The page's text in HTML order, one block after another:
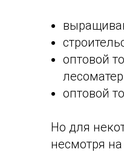
оптовой
оптовой
Но для
несмотря